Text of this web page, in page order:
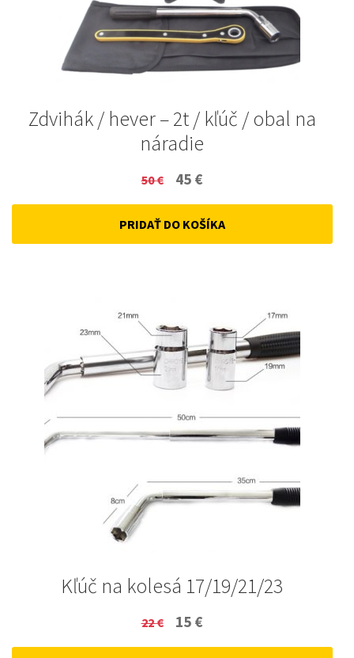
Zdvihák / hever – 2t / kľúč / obal na
náradie
50€
Original
price
was:
45 €
price
is:
PRIDAŤ DO KOŠÍKA
Kľúč na kolesá 17/19/21/23
22€
Original
price
15 €
price